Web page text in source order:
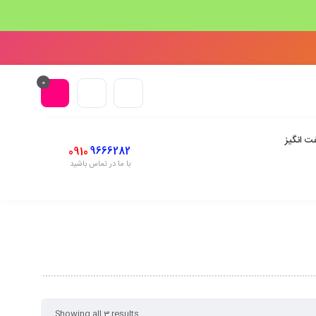
0
انگیز
9666282
0910
با ما در تماس باشید